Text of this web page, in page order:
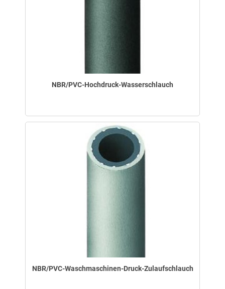
NBR/PVC-Hochdruck-Wasserschlauch
NBR/PVC-Waschmaschinen-Druck-Zulaufschlauch